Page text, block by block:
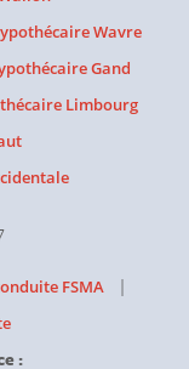
Wavre
Gand
Limbourg
FSMA |
: